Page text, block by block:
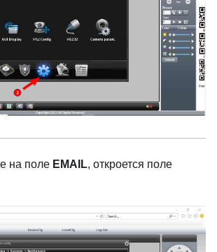
на поле EMAIL, откроется поле